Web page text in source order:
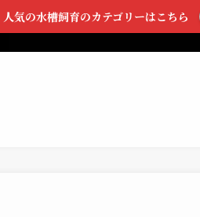
人気の水槽飼育のカテゴリーはこちら